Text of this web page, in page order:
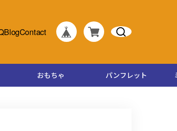
BlogContact
おもちゃ パンフレット